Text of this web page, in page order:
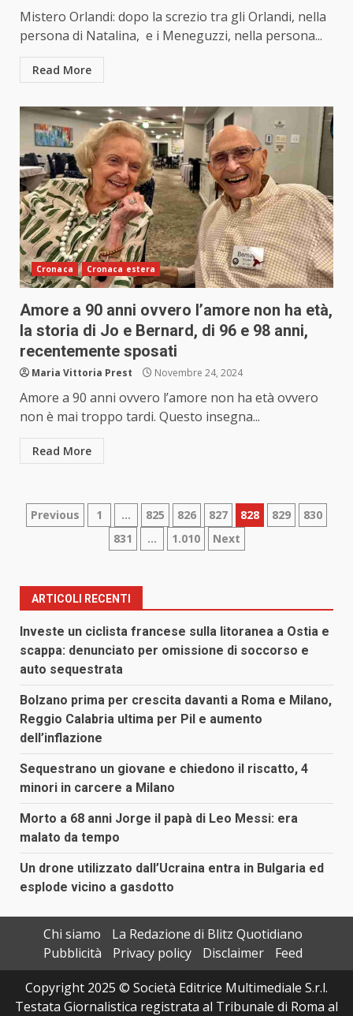
Mistero Orlandi: dopo la screzio tra gli Orlandi, nella
persona di Natalina, e i Meneguzzi, nella persona...
Read More
Cronaca Cronaca estera
Amore a 90 anni ovvero l’amore non ha età,
la storia di Jo e Bernard, di 96 e 98 anni,
recentemente sposati
Maria Vittoria Prest Novembre 24, 2024
Amore a 90 anni ovvero l’amore non ha età ovvero
non è mai troppo tardi. Questo insegna...
Read More
Paginazione
articoli
Previous 1 … 825 826 827 828 829
830
831
… 1.010 Next
ARTICOLI RECENTI
Investe un ciclista francese sulla litoranea a Ostia e
scappa: denunciato per omissione di soccorso e
auto sequestrata
Bolzano prima per crescita davanti a Roma e Milano,
Reggio Calabria ultima per Pil e aumento
dell’inflazione
Sequestrano un giovane e chiedono il riscatto, 4
minori in carcere a Milano
Morto a 68 anni Jorge il papà di Leo Messi: era
malato da tempo
Un drone utilizzato dall’Ucraina entra in Bulgaria ed
esplode vicino a gasdotto
Chi siamo
La Redazione di Blitz Quotidiano
Pubblicità
Privacy policy Disclaimer
Feed
Copyright 2025 © Società Editrice Multimediale S.r.l.
Testata Giornalistica registrata al Tribunale di Roma al